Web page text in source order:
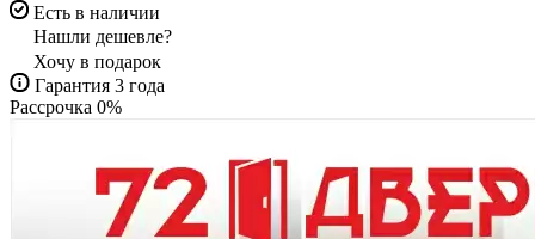
Есть в наличии
Нашли дешевле?
Хочу в подарок
Гарантия 3 года
Рассрочка 0%